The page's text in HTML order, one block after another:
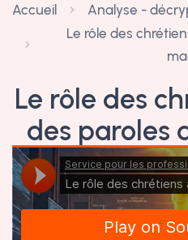
Accueil
Analyse -
Le rôle des
Le rôle des
des paroles
3